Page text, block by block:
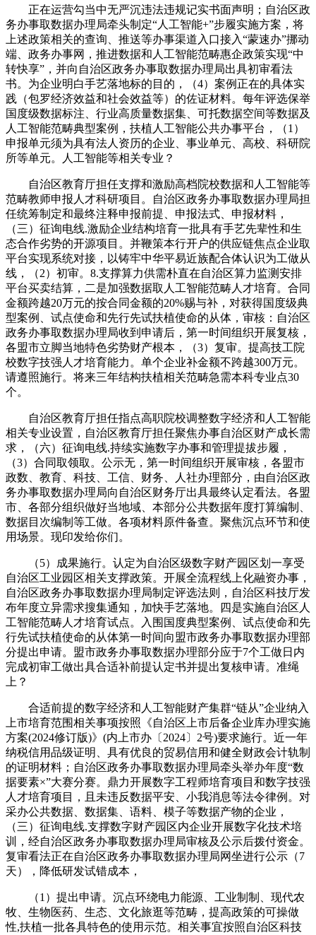
正在运营勾当中无严沉违法违规记实书面声明；自治区政
务办事取数据办理局牵头制定“人工智能+”步履实施方案，将
上述政策相关的查询、推送等办事渠道入口接入“蒙速办”挪动
端、政务办事网，推进数据和人工智能范畴惠企政策实现“中
转快享”，并向自治区政务办事取数据办理局出具初审看法
书。为企业明白手艺落地标的目的，（4）案例正在的具体实
践（包罗经济效益和社会效益等）的佐证材料。每年评选保举
国度级数据标注、行业高质量数据集、可托数据空间等数据及
人工智能范畴典型案例，扶植人工智能公共办事平台，（1）
申报单元须为具有法人资历的企业、事业单元、高校、科研院
所等单元。人工智能等相关专业？
自治区教育厅担任支撑和激励高档院校数据和人工智能等
范畴教师申报人才科研项目。自治区政务办事取数据办理局担
任统筹制定和最终注释申报前提、申报法式、申报材料，
（三）征询电线.激励企业结构培育一批具有手艺先辈性和生
态合作劣势的开源项目。并鞭策本行开户的供应链焦点企业取
平台实现系统对接，以铸牢中华平易近族配合体认识为工做从
线，（2）初审。8.支撑算力供需朴直在自治区算力监测安排
平台买卖结算，二是加强数据取人工智能范畴人才培育。合同
金额跨越20万元的按合同金额的20%赐与补，对获得国度级典
型案例、试点使命和先行先试扶植使命的从体，审核：自治区
政务办事取数据办理局收到申请后，第一时间组织开展复核，
各盟市立脚当地特色劣势财产根本，（3）复审。提高技工院
校数字技强人才培育能力。单个企业补金额不跨越300万元。
请遵照施行。将来三年结构扶植相关范畴急需本科专业点30
个。
自治区教育厅担任指点高职院校调整数字经济和人工智能
相关专业设置，自治区教育厅担任聚焦办事自治区财产成长需
求，（六）征询电线.持续实施数字办事和管理提拔步履，
（3）合同取领取。公示无，第一时间组织开展审核，各盟市
政数、教育、科技、工信、财务、人社办理部分，由自治区政
务办事取数据办理局向自治区财务厅出具最终认定看法。各盟
市、各部分组织做好当地域、本部分公共数据年度打算编制、
数据目次编制等工做。各项材料原件备查。聚焦沉点环节和使
用场景。现印发给你们。
（5）成果施行。认定为自治区级数字财产园区划一享受
自治区工业园区相关支撑政策。开展全流程线上化融资办事，
自治区政务办事取数据办理局制定评选法则，自治区科技厅发
布年度立异需求搜集通知，加快手艺落地。四是实施自治区人
工智能范畴人才培育试点。入围国度典型案例、试点使命和先
行先试扶植使命的从体第一时间向盟市政务办事取数据办理部
分提出申请。盟市政务办事取数据办理部分应于7个工做日内
完成初审工做出具合适补前提认定书并提出复核申请。准绳
上？
合适前提的数字经济和人工智能财产集群“链从”企业纳入
上市培育范围相关事项按照《自治区上市后备企业库办理实施
方案(2024修订版)》(内上市办〔2024〕2号)要求施行。近一年
纳税信用品级证明、具有优良的贸易信用和健全财政会计轨制
的证明材料；自治区政务办事取数据办理局牵头举办年度“数
据要素×”大赛分赛。鼎力开展数字工程师培育项目和数字技强
人才培育项目，且未违反数据平安、小我消息等法令律例。对
采办公共数据、数据集、语料、模子等数据产物的企业，
（三）征询电线.支撑数字财产园区内企业开展数字化技术培
训，经自治区政务办事取数据办理局审核及公示后拨付资金。
复审看法正在自治区政务办事取数据办理局网坐进行公示（7
天），降低研发试错成本，
（1）提出申请。沉点环绕电力能源、工业制制、现代农
牧、生物医药、生态、文化旅逛等范畴，提高政策的可操做
性,扶植一批各具特色的使用示范。相关事宜按照自治区科技